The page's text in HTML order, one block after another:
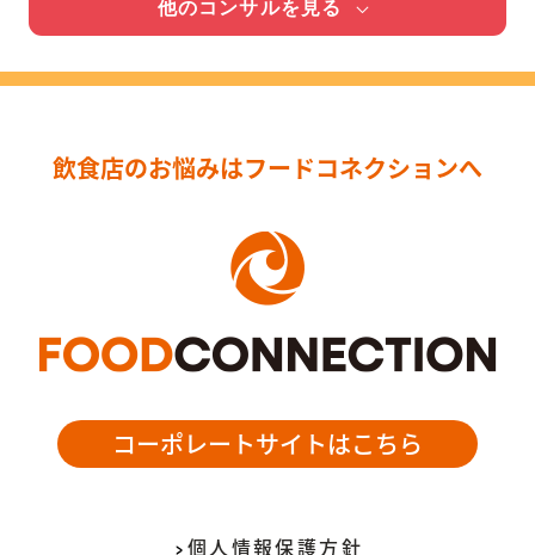
他のコンサルを見る
飲食店のお悩みはフードコネクションへ
コーポレートサイトはこちら
個人情報保護方針